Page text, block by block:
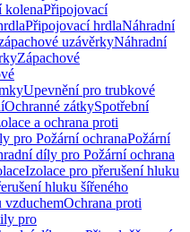
kolenaPřipojovací
Připojovací hrdlaNáhradní
uzávěrkyNáhradní
Zápachové
Upevnění pro trubkové
Ochranné zátkySpotřební
a ochrana proti
pro Požární ochranaPožární
díly pro Požární ochrana
Izolace pro přerušení hluku
hluku šířeného
vzduchemOchrana proti
pro